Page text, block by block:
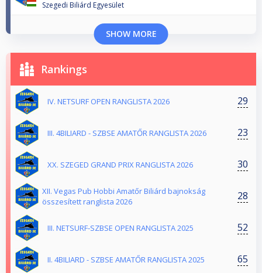
Szegedi Biliárd Egyesület
SHOW MORE
Rankings
IV. NETSURF OPEN RANGLISTA 2026 29
III. 4BILIARD - SZBSE AMATŐR RANGLISTA 2026 23
XX. SZEGED GRAND PRIX RANGLISTA 2026 30
XII. Vegas Pub Hobbi Amatőr Biliárd bajnokság
összesített ranglista 2026
28
III. NETSURF-SZBSE OPEN RANGLISTA 2025 52
II. 4BILIARD - SZBSE AMATŐR RANGLISTA 2025 65